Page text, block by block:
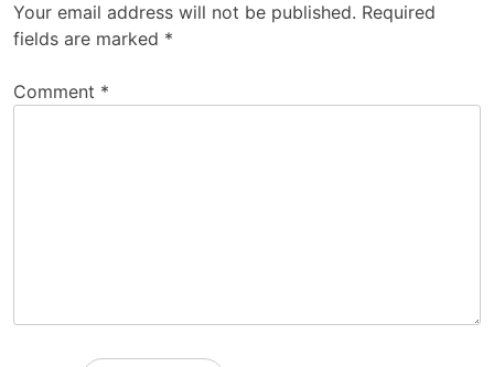
Your email address will not be published. Required
fields are marked *
Comment *